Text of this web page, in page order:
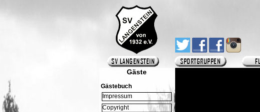
Gäste
Gästebuch
Impressum
Copyright